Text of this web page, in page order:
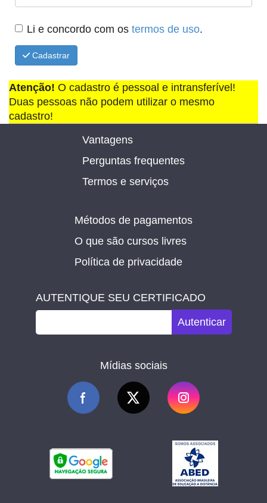
Li e concordo com os termos de uso.
Cadastrar
Atenção! O cadastro é pessoal e intransferível!
Duas pessoas não podem utilizar o mesmo
cadastro!
Vantagens
Perguntas frequentes
Termos e serviços
Métodos de pagamentos
O que são cursos livres
Política de privacidade
AUTENTIQUE SEU CERTIFICADO
Autenticar
Mídias sociais